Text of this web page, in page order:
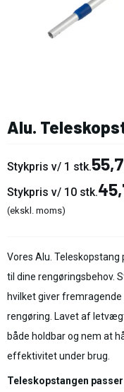
Alu.
Stykpris v/ 1 stk.
Stykpris v/ 10 stk.
(ekskl. moms)
Vores Alu. Teleskopstang
til dine rengøringsbehov.
hvilket giver
rengøring. Lavet af
både holdbar og nem at
effektivitet under brug.
Teleskopstangen